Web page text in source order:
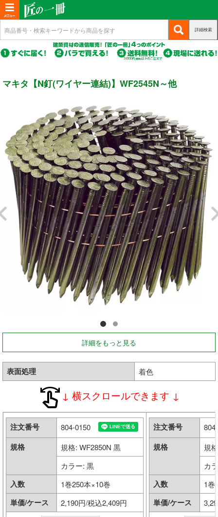
T
o
g
g
e
n
g
a
n
新規会員登録(c
u
r
n
ログイン
(c
r
t)
マイページ
u
e
n
t)
商品カテゴリから選ぶ
基礎・土台関連
構造金物
耐震制震
機械打 釘・ビス
釘・ねじ
接着剤
防水・気密部材
養生・保護材
屋外用手すり
棚柱・収納
点検口・収納庫
水廻り
物干し
詳細検索
マキタ【N釘(ワイヤー連結)】WF2545N～他
詳細をもっと見る
表面処理 着色
↓ 横スクロールできます ↓
注文番号 804-0150
規格
規格: WF2850N 黒
カラー: 黒
入数 1巻250本×10巻
単価/ケース
2,190円/税込2,409円
注文番号
規格
規
カ
入数 1巻
単価/ケース